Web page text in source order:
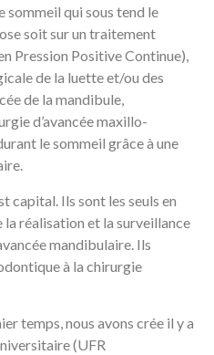
qui sous tend le
soit sur un traitement
Pression Positive Continue),
de la luette et/ou des
de la mandibule,
d’avancée maxillo-
le sommeil grâce à une
capital. Ils sont les seuls en
la réalisation et la surveillance
mandibulaire. Ils
à la chirurgie
temps, nous avons crée il y a
(UFR